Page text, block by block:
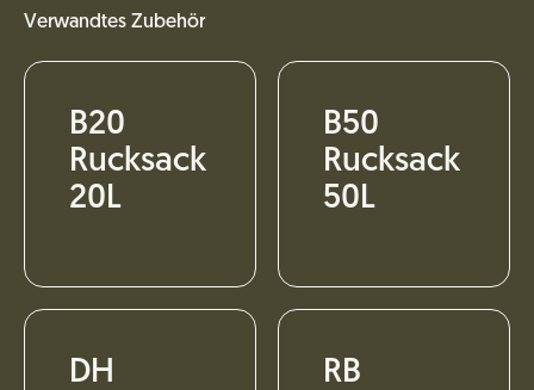
Verwandtes Zubehör
B20
Rucksack
20L
B50
Rucksack
50L
DH
RB